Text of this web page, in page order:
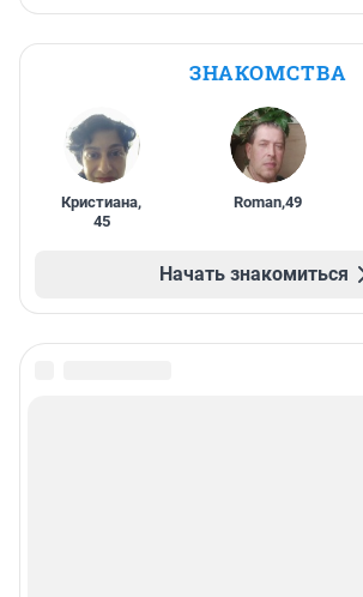
ЗНАКОМСТВА
Кристиана,
45
Roman,49
Начать знакомиться